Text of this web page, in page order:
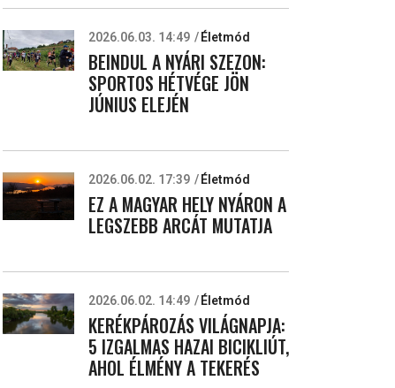
2026.06.03. 14:49 Életmód
BEINDUL A NYÁRI SZEZON:
SPORTOS HÉTVÉGE JÖN
JÚNIUS ELEJÉN
2026.06.02. 17:39 Életmód
EZ A MAGYAR HELY NYÁRON A
LEGSZEBB ARCÁT MUTATJA
2026.06.02. 14:49 Életmód
KERÉKPÁROZÁS VILÁGNAPJA:
5 IZGALMAS HAZAI BICIKLIÚT,
AHOL ÉLMÉNY A TEKERÉS